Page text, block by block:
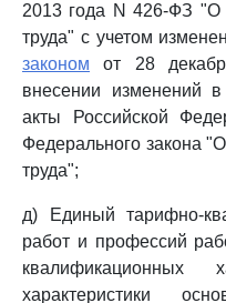
2013 года N 426-ФЗ "О
труда" с учетом
законом от 28
внесении изменений в
акты Российской
Федерального закона
труда";
д) Единый тарифно-
работ и профессий
квалификационных
характеристики